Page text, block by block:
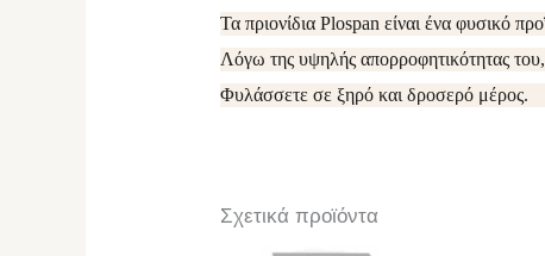
Τα πριονίδια Plospan είναι ένα φυσικό
Λόγω της υψηλής απορροφητικότητας του,
Φυλάσσετε σε ξηρό και δροσερό μέρος.
Σχετικά προϊόντα